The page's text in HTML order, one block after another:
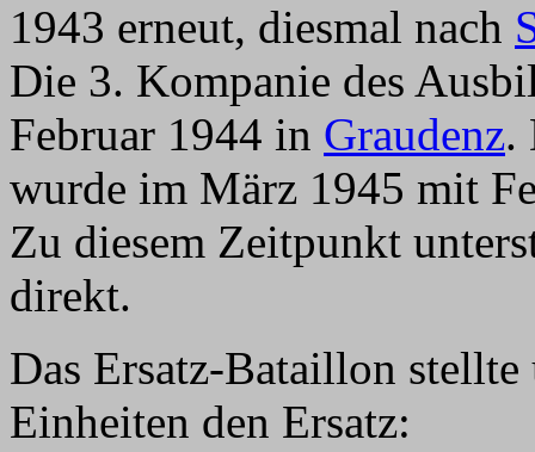
1943 erneut, diesmal nach
Die 3. Kompanie des
Februar 1944 in Graudenz.
wurde im März 1945 mit
Zu diesem Zeitpunkt
direkt.
Das Ersatz-Bataillon
Einheiten den Ersatz: